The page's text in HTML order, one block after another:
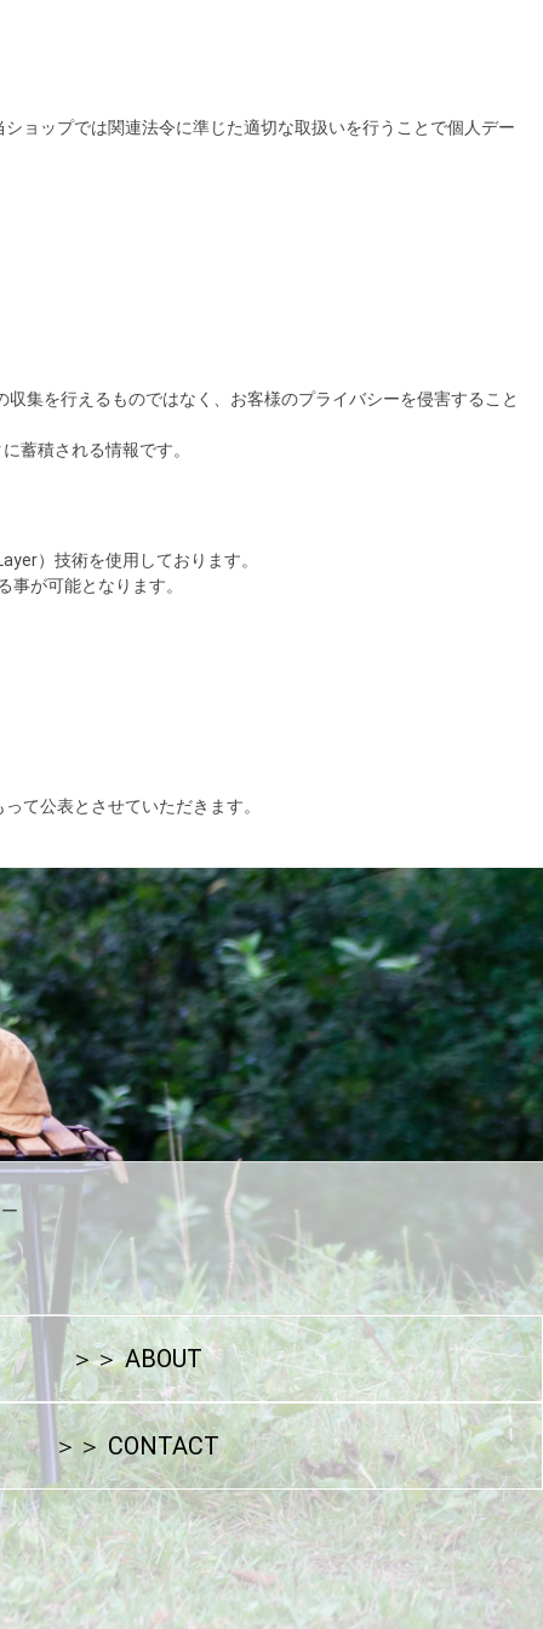
ョップでは関連法令に準じた適切な取扱いを行うことで個人デー
集を行えるものではなく、お客様のプライバシーを侵害すること
蓄積される情報です。
）技術を使用しております。
が可能となります。
て公表とさせていただきます。
＞＞ ABOUT
＞＞ CONTACT